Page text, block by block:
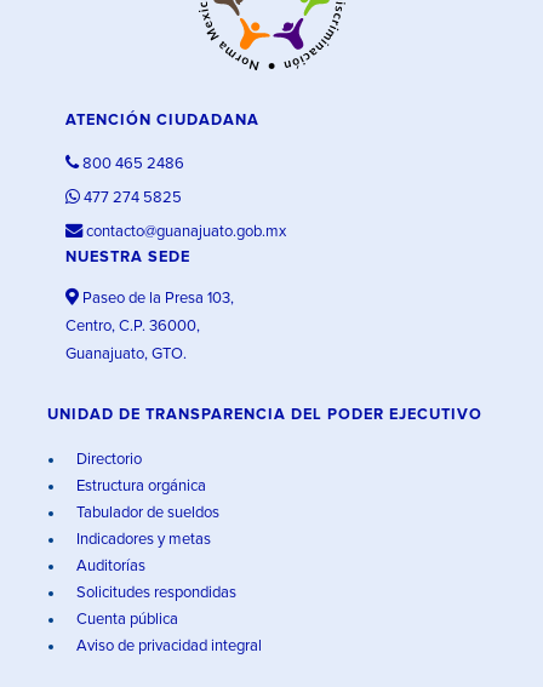
ATENCIÓN CIUDADANA
800 465 2486
477 274 5825
contacto@guanajuato.gob.mx
NUESTRA SEDE
Paseo de la Presa 103,
Centro, C.P. 36000,
Guanajuato, GTO.
UNIDAD DE TRANSPARENCIA DEL PODER EJECUTIVO
Directorio
Estructura orgánica
Tabulador de sueldos
Indicadores y metas
Auditorías
Solicitudes respondidas
Cuenta pública
Aviso de privacidad integral